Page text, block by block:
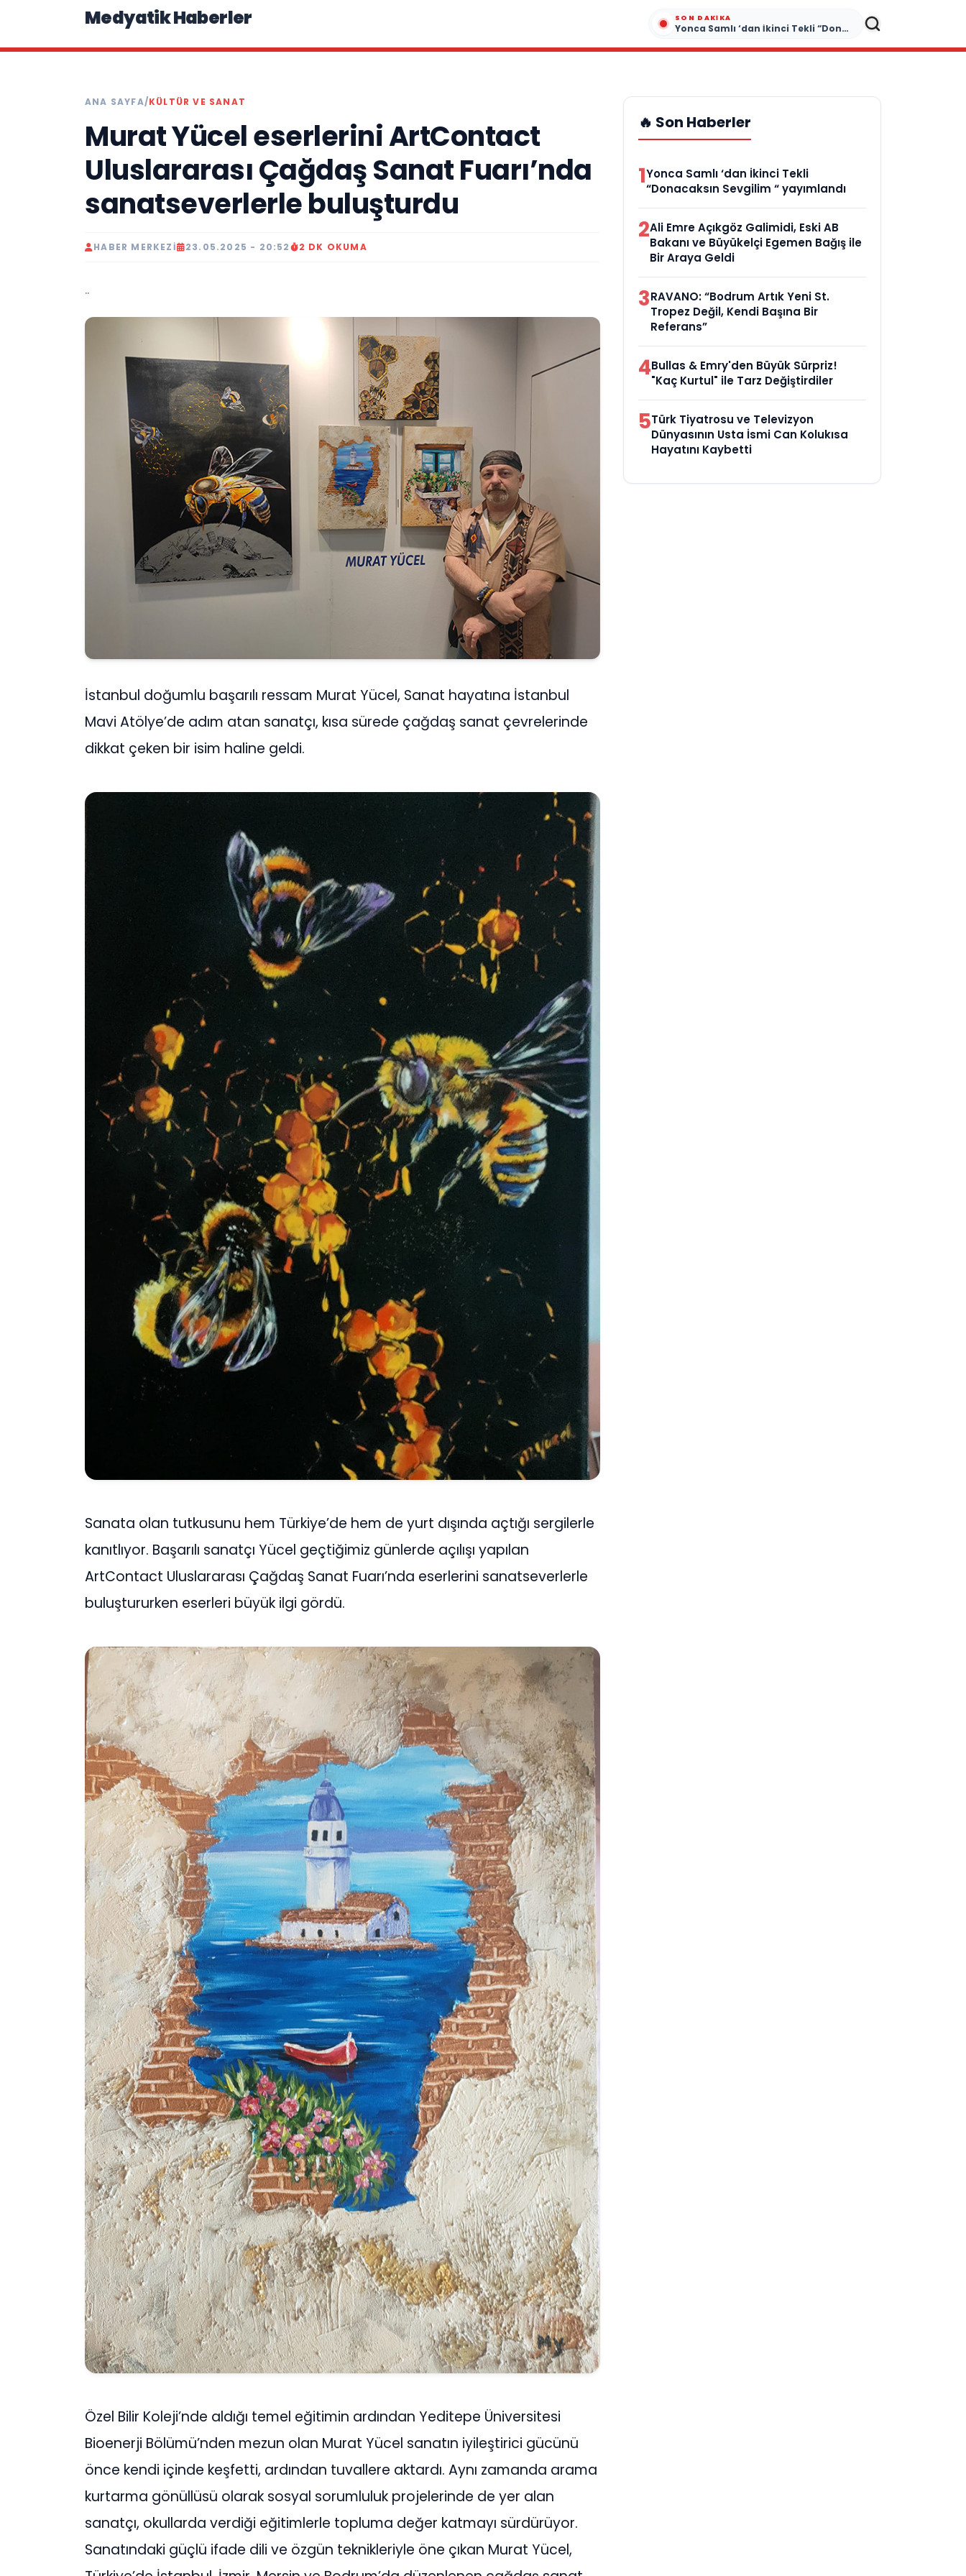
Medyatik Haberler SON DAKIKA
Yonca Samlı ‘dan İkinci Tekli “Donacaksın Sevgilim “ yayımlandı
ANA SAYFA/KÜLTÜR VE SANAT
Murat Yücel eserlerini ArtContact
Uluslararası Çağdaş Sanat Fuarı’nda
sanatseverlerle buluşturdu
HABER MERKEZI 23.05.2025 - 20:52 2 DK OKUMA
..
İstanbul doğumlu başarılı ressam Murat Yücel, Sanat hayatına İstanbul
Mavi Atölye’de adım atan sanatçı, kısa sürede çağdaş sanat çevrelerinde
dikkat çeken bir isim haline geldi.
Sanata olan tutkusunu hem Türkiye’de hem de yurt dışında açtığı sergilerle
kanıtlıyor. Başarılı sanatçı Yücel geçtiğimiz günlerde açılışı yapılan
ArtContact Uluslararası Çağdaş Sanat Fuarı’nda eserlerini sanatseverlerle
buluştururken eserleri büyük ilgi gördü.
Özel Bilir Koleji’nde aldığı temel eğitimin ardından Yeditepe Üniversitesi
Bioenerji Bölümü’nden mezun olan Murat Yücel sanatın iyileştirici gücünü
önce kendi içinde keşfetti, ardından tuvallere aktardı. Aynı zamanda arama
kurtarma gönüllüsü olarak sosyal sorumluluk projelerinde de yer alan
sanatçı, okullarda verdiği eğitimlerle topluma değer katmayı sürdürüyor.
Sanatındaki güçlü ifade dili ve özgün teknikleriyle öne çıkan Murat Yücel,
🔥 Son Haberler
1Yonca Samlı ‘dan İkinci Tekli
“Donacaksın Sevgilim “ yayımlandı
2Ali Emre Açıkgöz Galimidi, Eski AB
Bakanı ve Büyükelçi Egemen Bağış ile
Bir Araya Geldi
3RAVANO: “Bodrum Artık Yeni St.
Tropez Değil, Kendi Başına Bir
Referans”
4Bullas & Emry'den Büyük Sürpriz!
"Kaç Kurtul" ile Tarz Değiştirdiler
5Türk Tiyatrosu ve Televizyon
Dünyasının Usta İsmi Can Kolukısa
Hayatını Kaybetti